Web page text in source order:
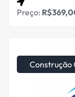
Preço:
Construção